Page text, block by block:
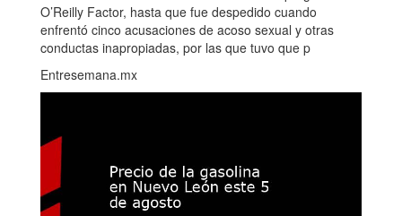
O’Reilly Factor, hasta que fue despedido cuando
enfrentó cinco acusaciones de acoso sexual y otras
conductas inapropiadas, por las que tuvo que p
Entresemana.mx